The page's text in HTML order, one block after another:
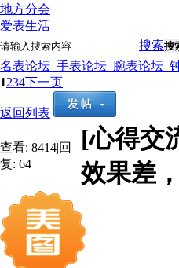
地方分会
爱表生活
搜索搜
名表论坛_手表论坛_腕表论坛_
1234下一页
返回列表
查看: 8414|回
复: 64
[心得交
效果差